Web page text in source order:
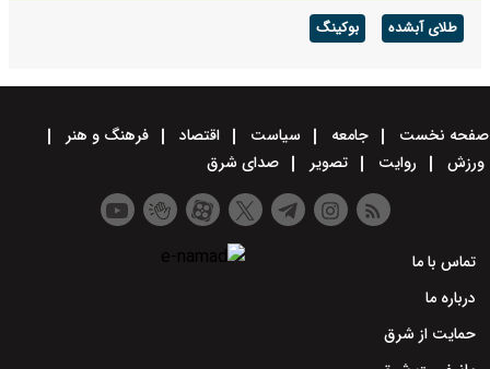
طلای آبشده بوکینگ
صفحه نخست جامعه سیاست اقتصاد
فرهنگ و هنر
ورزش
روایت تصویر صدای شرق
تماس با ما
درباره ما
حمایت از شرق